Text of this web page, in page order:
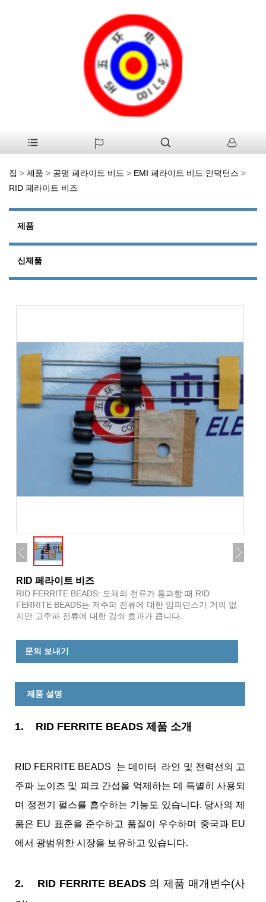
집 > 제품 > 공명 페라이트 비드 > EMI 페라이트 비드 인덕턴스 >
RID 페라이트 비즈
제품
신제품
RID 페라이트 비즈
RID FERRITE BEADS: 도체의 전류가 통과할 때 RID
FERRITE BEADS는 저주파 전류에 대한 임피던스가 거의 없
지만 고주파 전류에 대한 감쇠 효과가 큽니다.
문의 보내기
제품 설명
1. RID FERRITE BEADS 제품 소개
RID FERRITE BEADS 는 데이터 라인 및 전력선의 고
주파 노이즈 및 피크 간섭을 억제하는 데 특별히 사용되
며 정전기 펄스를 흡수하는 기능도 있습니다. 당사의 제
품은 EU 표준을 준수하고 품질이 우수하며 중국과 EU
에서 광범위한 시장을 보유하고 있습니다.
2. RID FERRITE BEADS 의 제품 매개변수(사